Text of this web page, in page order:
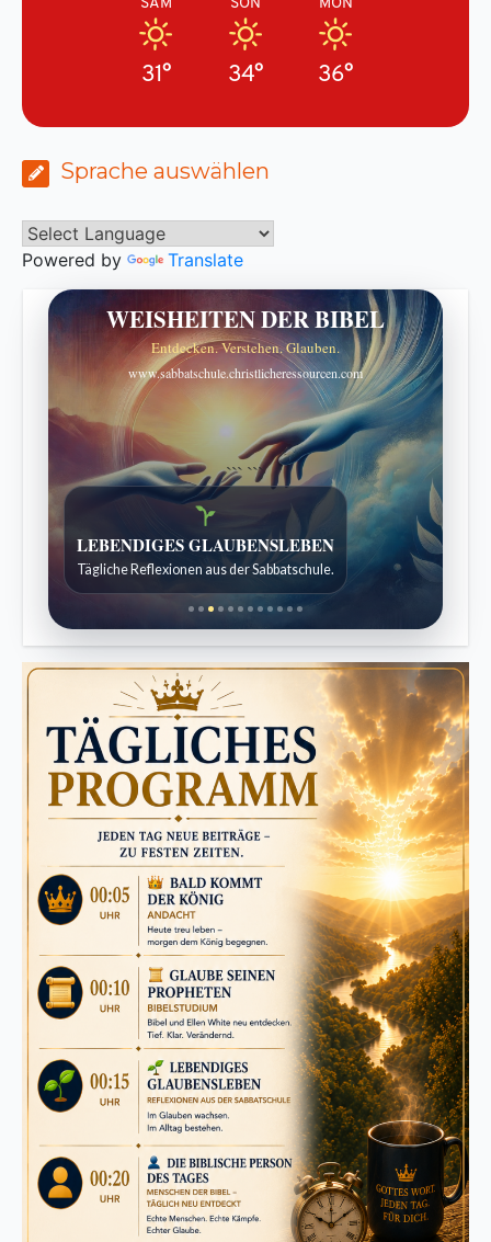
31° 34° 36°
Sprache auswählen
Powered by Translate
WEISHEITEN DER BIBEL
Entdecken. Verstehen. Glauben.
www.sabbatschule.christlicheressourcen.com
```
Bibelgeschichten zum Staunen
Kindergeschichten für 7 bis 12 Jahre.
```